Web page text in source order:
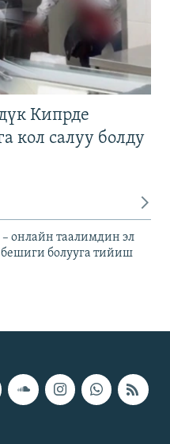
Кипрде
кол салуу болду
– онлайн таалимдин эл
болууга тийиш